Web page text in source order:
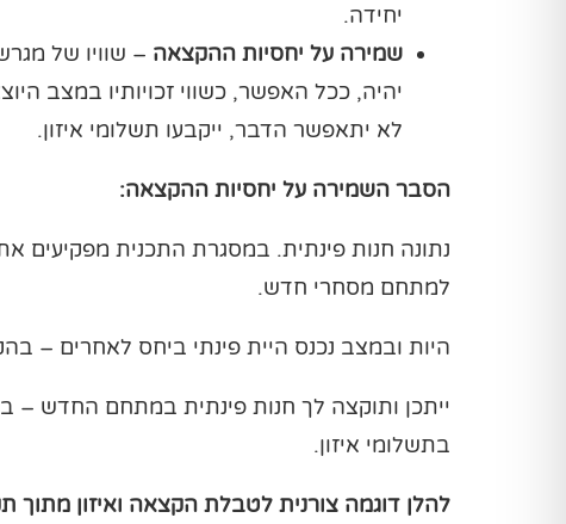
יחידה.
שמירה על יחסיות ההקצאה – שוויו של
יהיה, ככל האפשר, כשווי זכויותיו במצב
לא יתאפשר הדבר, ייקבעו תשלומי איזון.
הסבר השמירה על יחסיות ההקצאה:
נתונה חנות פינתית. במסגרת התכנית מפקיעים
למתחם מסחרי חדש.
היות ובמצב נכנס היית פינתי ביחס לאחרים –
ייתכן ותוקצה לך חנות פינתית במתחם החדש –
בתשלומי איזון.
להלן דוגמה צורנית לטבלת הקצאה ואיזון מתוך תקן 15 לתקינה שמאית (קרדיט: "משרד